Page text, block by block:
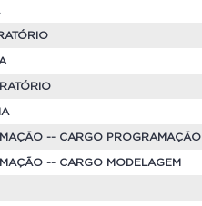
-- CARGO PROGRAMAÇÃO
-- CARGO MODELAGEM